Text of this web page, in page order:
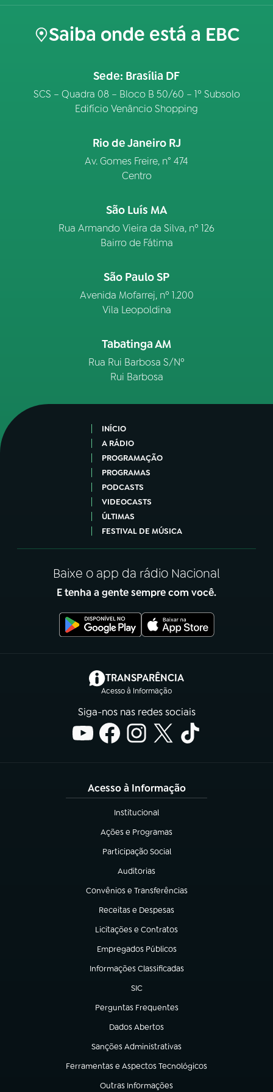
Saiba onde está a EBC
Sede: Brasília DF
SCS – Quadra 08 – Bloco B 50/60 – 1º Subsolo
Edifício Venâncio Shopping
Rio de Janeiro RJ
Av. Gomes Freire, n° 474
Centro
São Luís MA
Rua Armando Vieira da Silva, nº 126
Bairro de Fátima
São Paulo SP
Avenida Mofarrej, nº 1.200
Vila Leopoldina
Tabatinga AM
Rua Rui Barbosa S/Nº
Rui Barbosa
INÍCIO
A RÁDIO
PROGRAMAÇÃO
PROGRAMAS
PODCASTS
VIDEOCASTS
ÚLTIMAS
FESTIVAL DE MÚSICA
Baixe o app da rádio Nacional
E tenha a gente sempre com você.
TRANSPARÊNCIA
Acesso à Informação
(abre em nova aba)
Siga-nos nas redes sociais
Acesso à Informação
Institucional
(abre em nova aba)
Ações e Programas
(abre em nova aba)
Participação Social
(abre em nova aba)
Auditorias
(abre em nova aba)
Convênios e Transferências
(abre em nova aba)
Receitas e Despesas
(abre em nova aba)
Licitações e Contratos
(abre em nova aba)
Empregados Públicos
(abre em nova aba)
Informações Classificadas
(abre em nova aba)
SIC
(abre em nova aba)
Perguntas Frequentes
(abre em nova aba)
Dados Abertos
(abre em nova aba)
Sanções Administrativas
(abre em nova aba)
Ferramentas e Aspectos Tecnológicos
(abre em nova aba)
Outras Informações
(abre em nova aba)